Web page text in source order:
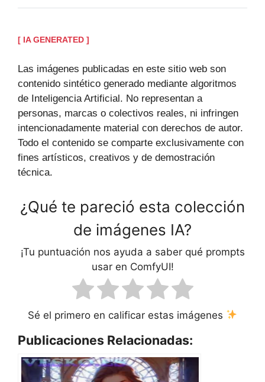
[ IA GENERATED ]
Las imágenes publicadas en este sitio web son
contenido sintético generado mediante algoritmos
de Inteligencia Artificial. No representan a
personas, marcas o colectivos reales, ni infringen
intencionadamente material con derechos de autor.
Todo el contenido se comparte exclusivamente con
fines artísticos, creativos y de demostración
técnica.
¿Qué te pareció esta colección
de imágenes IA?
¡Tu puntuación nos ayuda a saber qué prompts
usar en ComfyUI!
Sé el primero en calificar estas imágenes
Publicaciones Relacionadas: